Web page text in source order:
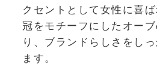
クセントとして女性に喜
冠をモチーフにしたオー
り、ブランドらしさをし
ます。